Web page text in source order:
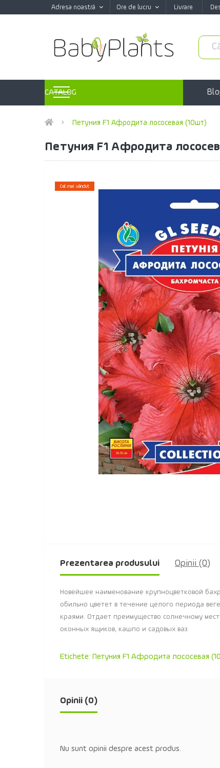
Adresa noastră Ore de lucru Livrare
CATALOG
Петуния F1 Афродита лососевая (10шт)
Петуния F1 Афродита
Cel mai vândut
Prezentarea produsului Opinii (0)
Новейшее наименование крупноцветковой
обильно цветет в течение целого периода
краями. Отдает преимущество солнечному
оконных ящиков, кашпо и садовых ваз.
Etichete: Петуния F1 Афродита лососевая
Opinii (0)
Nu sunt opinii despre acest produs.